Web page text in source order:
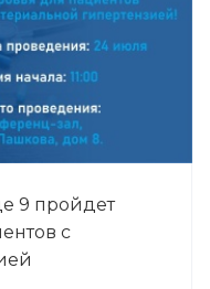
9 пройдет
с